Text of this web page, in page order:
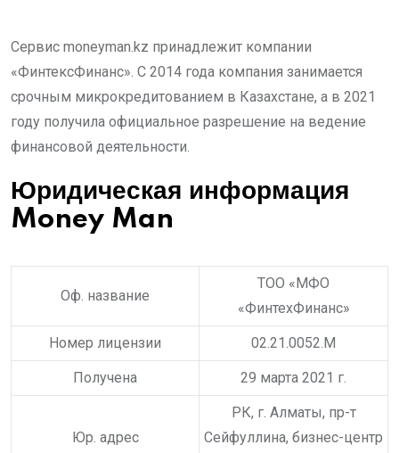
Сервис moneyman.kz принадлежит компании
«ФинтексФинанс». С 2014 года компания занимается
срочным микрокредитованием в Казахстане, а в 2021
году получила официальное разрешение на ведение
финансовой деятельности.
Юридическая информация
Money Man
Оф. название
ТОО «МФО
«ФинтехФинанс»
Номер лицензии 02.21.0052.M
Получена 29 марта 2021 г.
Юр. адрес
РК, г. Алматы, пр-т
Сейфуллина, бизнес-центр